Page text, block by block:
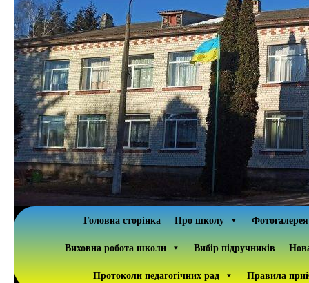
Головна сторінка Про школу
Фотогалерея
Виховна робота школи
Вибір підручників
Протоколи педагогічних рад
Правила